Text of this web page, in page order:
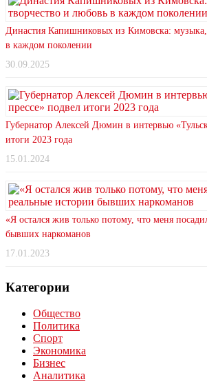
Династия Капишниковых из Кимовска: музыка,
в каждом поколении
30.09.2025
Губернатор Алексей Дюмин в интервью
итоги 2023 года
15.01.2024
«Я остался жив только потому, что меня
бывших наркоманов
17.01.2023
Категории
Общество
Политика
Спорт
Экономика
Бизнес
Аналитика